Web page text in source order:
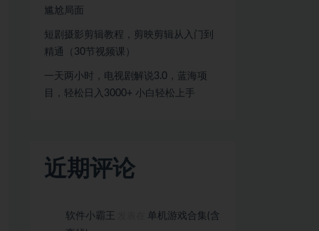
尴尬局面
短剧摄影剪辑教程，剪映剪辑从入门到
精通（30节视频课）
一天两小时，电视剧解说3.0，蓝海项
目，轻松日入3000+ 小白轻松上手
近期评论
软件小霸王
单机游戏合集(含